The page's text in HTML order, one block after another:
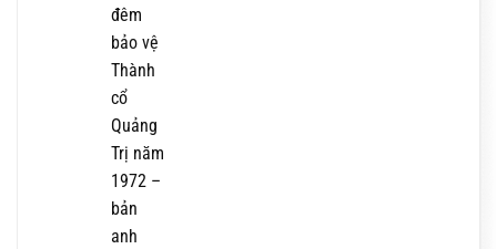
đêm
bảo vệ
Thành
cổ
Quảng
Trị năm
1972 –
bản
anh